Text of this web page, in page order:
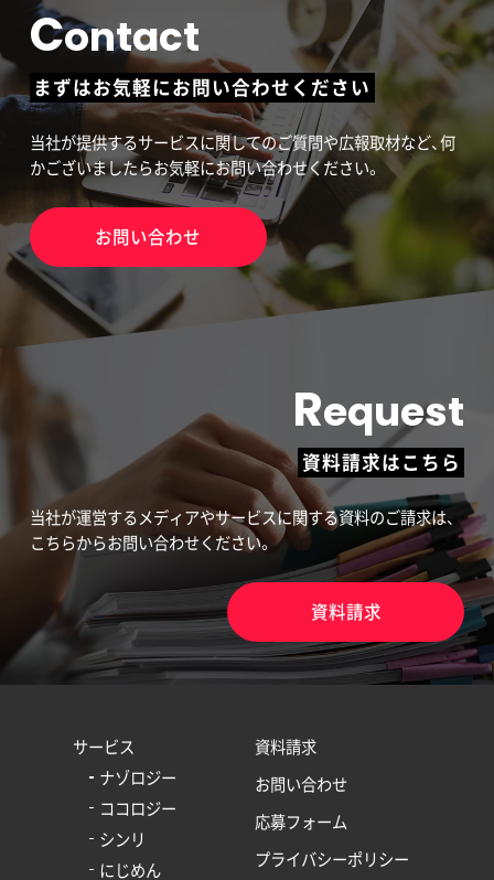
Contact
まずはお気軽にお問い合わせください
当社が提供するサービスに関してのご質問や広報取材など、何
かございましたらお気軽にお問い合わせください。
お問い合わせ
Request
資料請求はこちら
当社が運営するメディアやサービスに関する資料のご請求は、
こちらからお問い合わせください。
資料請求
サービス
ナゾロジー
ココロジー
シンリ
にじめん
資料請求
お問い合わせ
応募フォーム
プライバシーポリシー